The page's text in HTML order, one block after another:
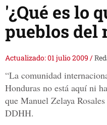
'¿Qué es lo
pueblos del
Actualizado: 01 julio 2009 /
“La comunidad
Honduras no está aquí ni
que Manuel Zelaya
DDHH.